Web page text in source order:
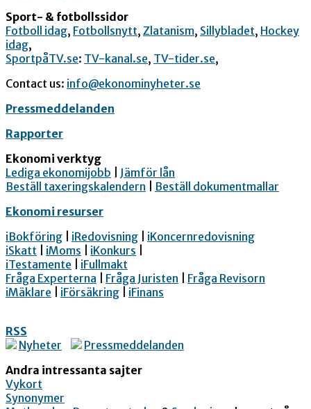
Sport- & fotbollssidor
Fotboll idag, Fotbollsnytt, Zlatanism, Sillybladet, Hockey
idag,
SportpåTV.se: TV-kanal.se, TV-tider.se,
Contact us: info@ekonominyheter.se
Pressmeddelanden
Rapporter
Ekonomi verktyg
Lediga ekonomijobb
Jämför lån
Beställ taxeringskalendern
Beställ dokumentmallar
Ekonomi resurser
iBokföring
iRedovisning
iKoncernredovisning
iSkatt
iMoms iKonkurs
iTestamente
iFullmakt
Fråga Experterna
Fråga Juristen
Fråga Revisorn
iMäklare
iFörsäkring iFinans
RSS
Nyheter
Pressmeddelanden
Andra intressanta sajter
Vykort
Synonymer